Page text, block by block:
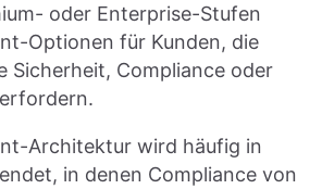
oder Enterprise-Stufen
Optionen für Kunden, die
Sicherheit, Compliance oder
Architektur wird häufig in
in denen Compliance von